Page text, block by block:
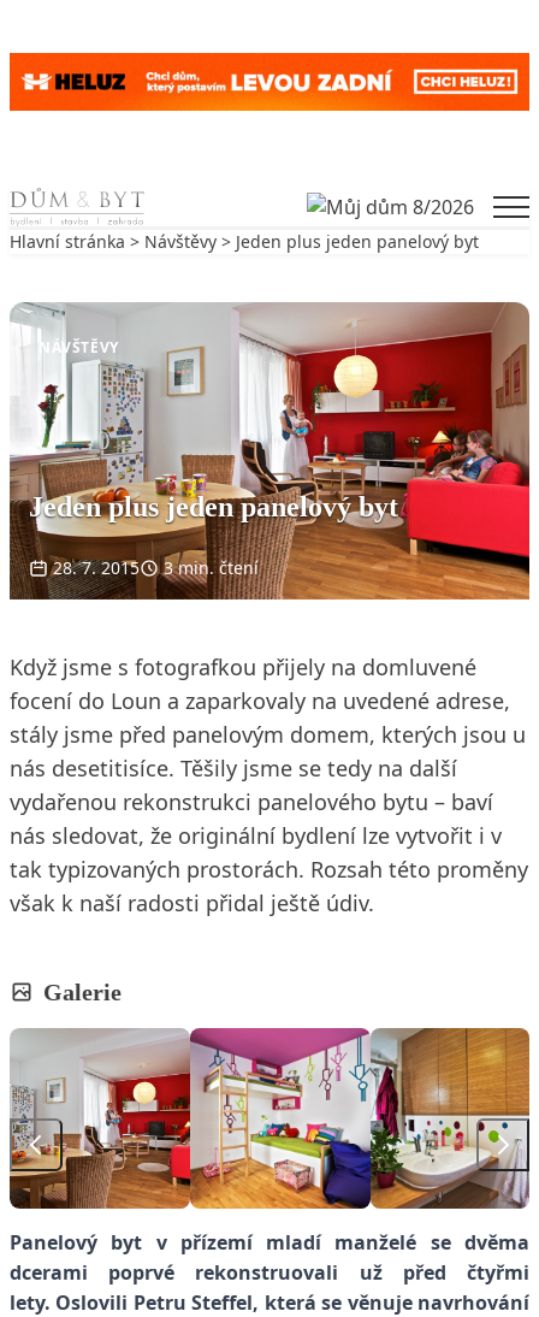
Skip to content
Hlavní stránka > Návštěvy > Jeden plus jeden panelový byt
NÁVŠTĚVY
Jeden plus jeden panelový byt
28. 7. 2015 3 min. čtení
Když jsme s fotografkou přijely na domluvené
focení do Loun a zaparkovaly na uvedené adrese,
stály jsme před panelovým domem, kterých jsou u
nás desetitisíce. Těšily jsme se tedy na další
vydařenou rekonstrukci panelového bytu – baví
nás sledovat, že originální bydlení lze vytvořit i v
tak typizovaných prostorách. Rozsah této proměny
však k naší radosti přidal ještě údiv.
Galerie
Panelový byt v přízemí mladí manželé se dvěma
dcerami poprvé rekonstruovali už před čtyřmi
lety. Oslovili Petru Steffel, která se věnuje navrhování